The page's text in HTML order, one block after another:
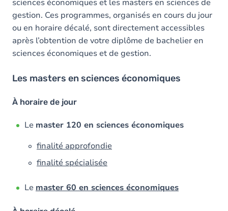
sciences économiques et les masters en sciences de
gestion. Ces programmes, organisés en cours du jour
ou en horaire décalé, sont directement accessibles
après l’obtention de votre diplôme de bachelier en
sciences économiques et de gestion.
Les masters en sciences économiques
À horaire de jour
Le master 120 en sciences économiques
finalité approfondie
finalité spécialisée
Le master 60 en sciences économiques